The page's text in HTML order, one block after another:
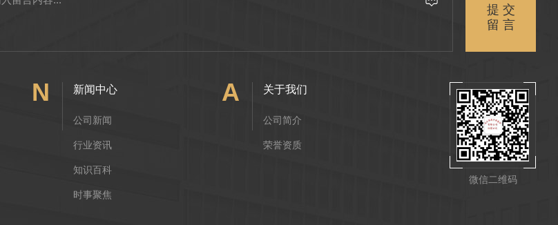
提 交
留 言
N 新闻中心
公司新闻
行业资讯
知识百科
时事聚焦
A 关于我们
公司简介
荣誉资质
微信二维码